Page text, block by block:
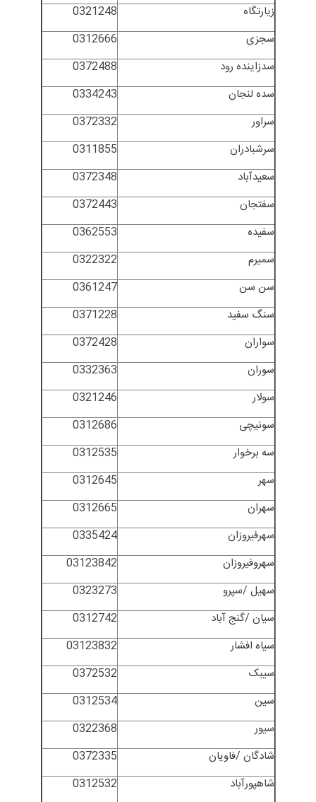
0321248
زیارتگاه
0312666
سجزی
0372488
سدزاینده رود
0334243
سده لنجان
0372332
سراور
0311855
سرشبادران
0372348
سعیدآباد
0372443
سفتجان
0362553
سفیده
0322322
سمیرم
0361247
سن سن
0371228
سنگ سفید
0372428
سواران
0332363
سوران
0321246
سولار
0312686
سونیچی
0312535
سه برخوار
0312645
سهر
0312665
سهران
0335424
سهرفیروزان
03123842
سهروفیروزان
0323273
سهیل /سپرو
0312742
سیان /گنج آباد
03123832
سیاه افشار
0372532
سیبک
0312534
سین
0322368
سیور
0372335
شادگان /فاویان
0312532
شاهپورآباد